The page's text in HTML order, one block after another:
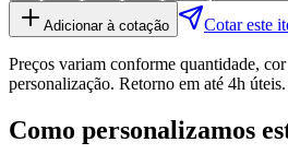
Adicionar à cotação Cotar este
Preços variam conforme quantidade,
personalização. Retorno em até 4h úteis.
Como personalizamos